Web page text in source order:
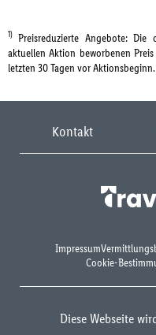
1) Preisreduzierte Angebote:
aktuellen Aktion beworbenen
letzten 30 Tagen vor Aktionsbeginn.
Kontakt
Impressum
Cookie-
Diese Webseite